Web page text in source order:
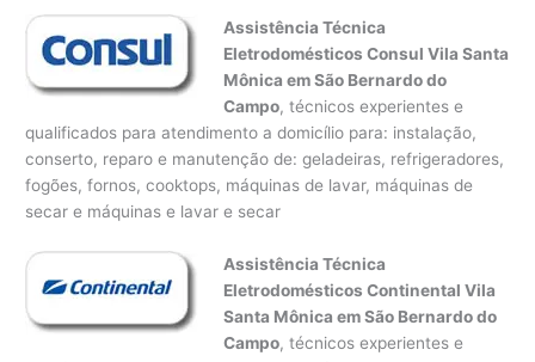
Assistência Técnica
Eletrodomésticos Consul Vila Santa
Mônica em São Bernardo do
Campo, técnicos experientes e
qualificados para atendimento a domicílio para: instalação,
conserto, reparo e manutenção de: geladeiras, refrigeradores,
fogões, fornos, cooktops, máquinas de lavar, máquinas de
secar e máquinas e lavar e secar
Assistência Técnica
Eletrodomésticos Continental Vila
Santa Mônica em São Bernardo do
Campo, técnicos experientes e